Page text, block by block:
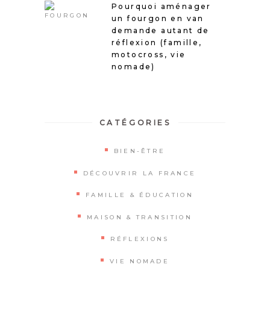
Pourquoi aménager
un fourgon en van
demande autant de
réflexion (famille,
motocross, vie
nomade)
CATÉGORIES
BIEN-ÊTRE
DÉCOUVRIR LA FRANCE
FAMILLE & ÉDUCATION
MAISON & TRANSITION
RÉFLEXIONS
VIE NOMADE